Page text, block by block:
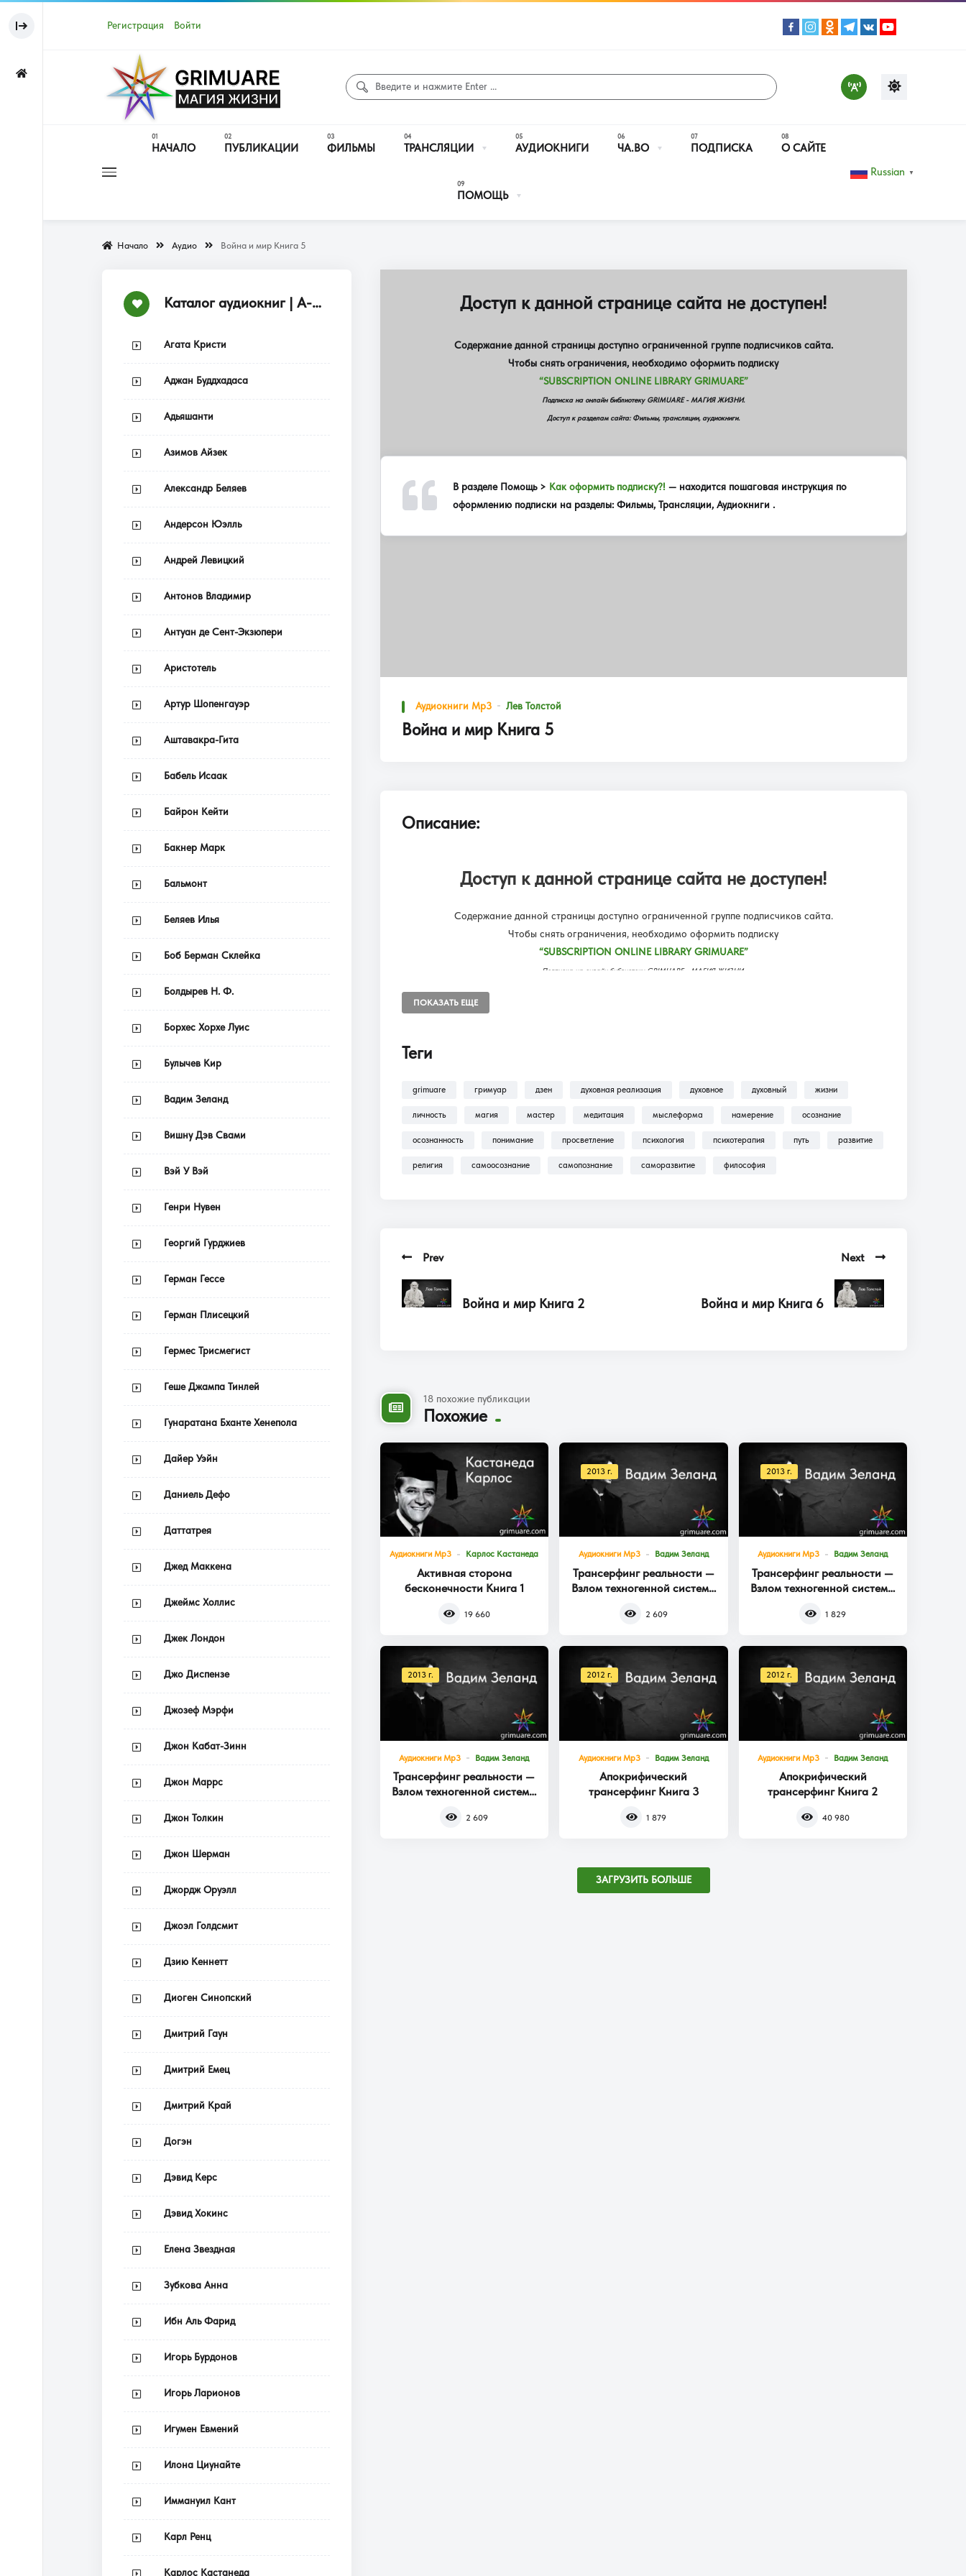
Регистрация Войти
НАЧАЛО ПУБЛИКАЦИИ ФИЛЬМЫ ТРАНСЛЯЦИИ АУДИОКНИГИ ЧА.ВО ПОДПИСКА О САЙТЕ
ПОМОЩЬ
Russian ▼
Начало Аудио Война и мир Книга 5
Доступ к данной странице сайта не доступен!
Содержание данной страницы доступно ограниченной группе подписчиков сайта.
Чтобы снять ограничения, необходимо оформить подписку
“SUBSCRIPTION ONLINE LIBRARY GRIMUARE”
Подписка на онлайн библиотеку GRIMUARE - МАГИЯ ЖИЗНИ.
Доступ к разделам сайта: Фильмы, трансляции, аудиокниги.
В разделе Помощь > Как оформить подписку?! — находится пошаговая инструкция по
оформлению подписки на разделы: Фильмы, Трансляции, Аудиокниги .
Аудиокниги Mp3 Лев Толстой
Война и мир Книга 5
Описание:
Доступ к данной странице сайта не доступен!
Содержание данной страницы доступно ограниченной группе подписчиков сайта.
Чтобы снять ограничения, необходимо оформить подписку
“SUBSCRIPTION ONLINE LIBRARY GRIMUARE”
Подписка на онлайн библиотеку GRIMUARE - МАГИЯ ЖИЗНИ.
ПОКАЗАТЬ ЕЩЕ
Теги
grimuare гримуар дзен духовная реализация духовное духовный жизни
личность магия мастер медитация мыслеформа намерение осознание
осознанность понимание просветление психология психотерапия путь развитие
религия самоосознание самопознание саморазвитие философия
Prev
Война и мир Книга 2
Next
Война и мир Книга 6
18 похожие публикации
Похожие
Аудиокниги Mp3 Карлос Кастанеда
Активная сторона
бесконечности Книга 1
19 660
2013 г.
Аудиокниги Mp3 Вадим Зеланд
Трансерфинг реальности —
Взлом техногенной системы
2 609
2013 г.
Аудиокниги Mp3 Вадим Зеланд
Трансерфинг реальности —
Взлом техногенной системы
1 829
2013 г.
Аудиокниги Mp3 Вадим Зеланд
Трансерфинг реальности —
Взлом техногенной системы
2 609
2012 г.
Аудиокниги Mp3 Вадим Зеланд
Апокрифический
трансерфинг Книга 3
1 879
2012 г.
Аудиокниги Mp3 Вадим Зеланд
Апокрифический
трансерфинг Книга 2
40 980
ЗАГРУЗИТЬ БОЛЬШЕ
Каталог аудиокниг | А-Я
Агата Кристи
Аджан Буддхадаса
Адьяшанти
Азимов Айзек
Александр Беляев
Андерсон Юэлль
Андрей Левицкий
Антонов Владимир
Антуан де Сент-Экзюпери
Аристотель
Артур Шопенгауэр
Аштавакра-Гита
Бабель Исаак
Байрон Кейти
Бакнер Марк
Бальмонт
Беляев Илья
Боб Берман Склейка
Болдырев Н. Ф.
Борхес Хорхе Луис
Булычев Кир
Вадим Зеланд
Вишну Дэв Свами
Вэй У Вэй
Генри Нувен
Георгий Гурджиев
Герман Гессе
Герман Плисецкий
Гермес Трисмегист
Геше Джампа Тинлей
Гунаратана Бханте Хенепола
Дайер Уэйн
Даниель Дефо
Даттатрея
Джед Маккена
Джеймс Холлис
Джек Лондон
Джо Диспензе
Джозеф Мэрфи
Джон Кабат-Зинн
Джон Маррс
Джон Толкин
Джон Шерман
Джордж Оруэлл
Джоэл Голдсмит
Дзию Кеннетт
Диоген Синопский
Дмитрий Гаун
Дмитрий Емец
Дмитрий Край
Догэн
Дэвид Керс
Дэвид Хокинс
Елена Звездная
Зубкова Анна
Ибн Аль Фарид
Игорь Бурдонов
Игорь Ларионов
Игумен Евмений
Илона Циунайте
Иммануил Кант
Карл Ренц
Карлос Кастанеда